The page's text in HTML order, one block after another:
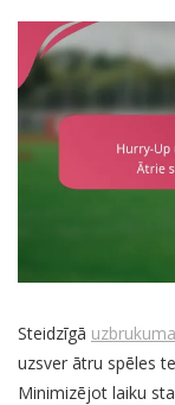
Steidzīgā
uzsver ātru spēles
Minimizējot laiku